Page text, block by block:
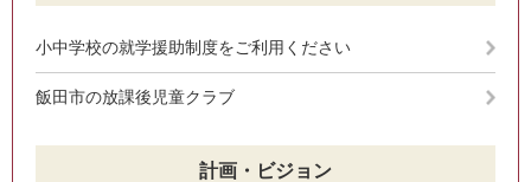
小中学校の就学援助制度をご利用ください
飯田市の放課後児童クラブ
計画・ビジョン